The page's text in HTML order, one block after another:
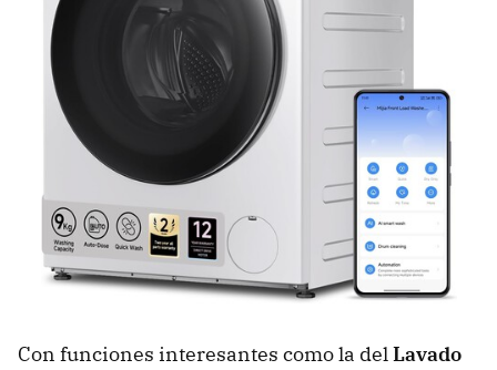
Con funciones interesantes como la delLavado